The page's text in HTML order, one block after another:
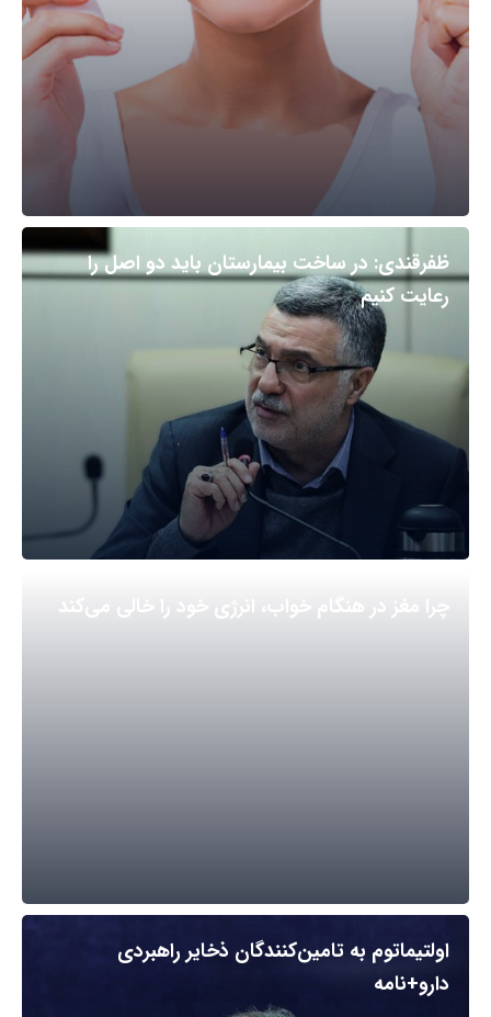
ظفرقندی: در ساخت بیمارستان باید دو اصل را
رعایت کنیم
چرا مغز در هنگام خواب، انرژی خود را خالی می‌کند
اولتیماتوم به تامین‌کنندگان ذخایر راهبردی
دارو+نامه